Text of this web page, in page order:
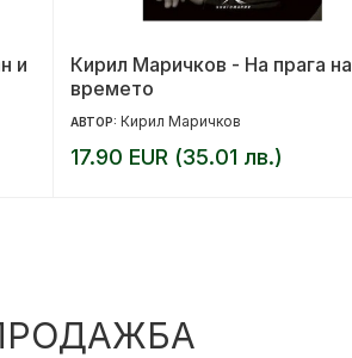
и
Кирил Маричков - На прага на
времето
АВТОР: Кирил Маричков
17.90 EUR (35.01 лв.)